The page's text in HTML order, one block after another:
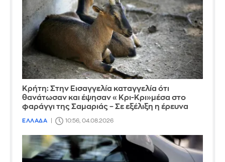
Κρήτη: Στην Εισαγγελία καταγγελία ότι
θανάτωσαν και έψησαν «Κρι-Κρι»μέσα στο
φαράγγι της Σαμαριάς – Σε εξέλιξη η έρευνα
ΕΛΛΑΔΑ 10:56, 04.08.2026